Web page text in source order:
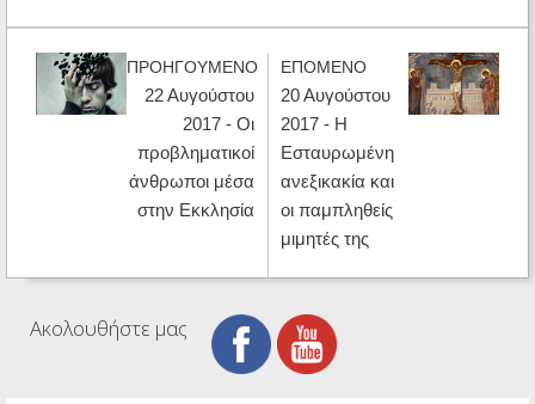
ΠΡΟΗΓΟΥΜΕΝΟ
22 Αυγούστου
2017 - Οι
προβληματικοί
άνθρωποι μέσα
στην Εκκλησία
ΕΠΟΜΕΝΟ
20 Αυγούστου
2017 - Η
Εσταυρωμένη
ανεξικακία και
οι παμπληθείς
μιμητές της
Ακολουθήστε μας